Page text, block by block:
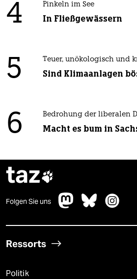
4 Pinkeln im See
In Fließgewässern
5 Teuer, unökologisch und
Sind Klimaanlagen
6 Bedrohung der liberalen
Macht es bum in
taz
Folgen Sie uns
Ressorts
Politik